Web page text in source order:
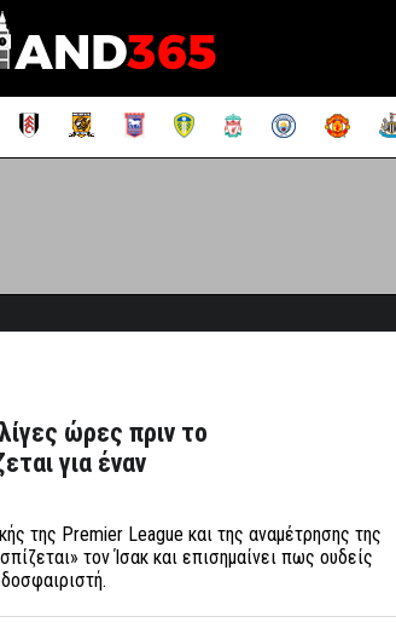
ώρες πριν το
για έναν
της Premier League και της αναμέτρησης της
τον Ίσακ και επισημαίνει πως ουδείς